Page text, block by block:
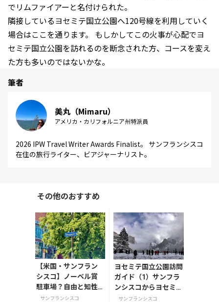
でリムファイアーと名付けられた。
隣接しているヨセミテ国立公園へ120号線を利用していく
場合はここを通ります。 もしかしてこの火事が心配でヨ
セミテ国立公園を訪れるのを断念された方、コースを変え
た方も多いのではないかな。
筆者
美丸（Mimaru）
アメリカ・カリフォルニア州特派員
2026 IPW Travel Writer Awards Finalist。 サンフランシスコ
在住の旅行ライター、ビアジャーナリスト。
その他のおすすめ
【米国・サンフラン
シスコ】ノーベル賞
駐車場？自由と知性
が交差するUCバーク
サンフランシスコ
ヨセミテ国立公園訪問
ガイド（1）サンフラ
ンシスコからヨセミテ
へ(2025年）入園チケ
サンフランシスコ